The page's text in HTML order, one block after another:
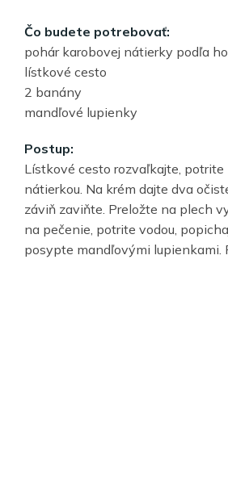
Čo budete potrebovať:
pohár karobovej nátierky podľa
lístkové cesto
2 banány
mandľové lupienky
Postup:
Lístkové cesto rozvaľkajte, potrite
nátierkou. Na krém dajte dva
záviň zaviňte. Preložte na plech
na pečenie, potrite vodou,
posypte mandľovými lupienkami.